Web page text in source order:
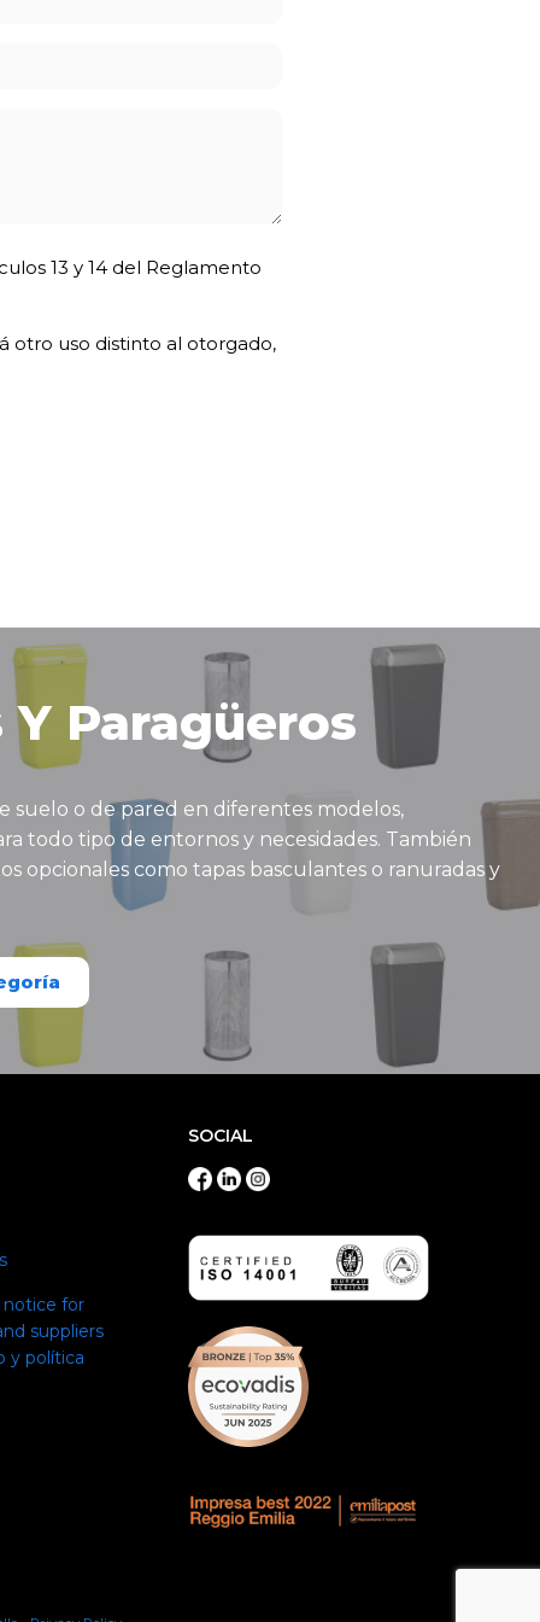
13 y 14 del Reglamento
otro uso distinto al otorgado,
Y Paragüeros
suelo o de pared en diferentes modelos,
todo tipo de entornos y necesidades. También
opcionales como tapas basculantes o ranuradas y
for
suppliers
y política
SOCIAL